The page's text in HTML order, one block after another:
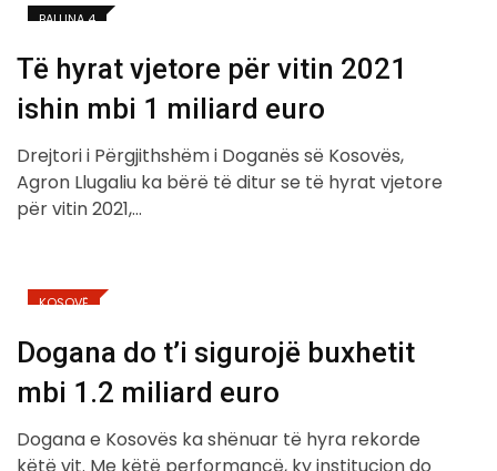
BALLINA 4
Të hyrat vjetore për vitin 2021
ishin mbi 1 miliard euro
Drejtori i Përgjithshëm i Doganës së Kosovës,
Agron Llugaliu ka bërë të ditur se të hyrat vjetore
për vitin 2021,…
KOSOVË
Dogana do t’i sigurojë buxhetit
mbi 1.2 miliard euro
Dogana e Kosovës ka shënuar të hyra rekorde
këtë vit. Me këtë performancë, ky institucion do